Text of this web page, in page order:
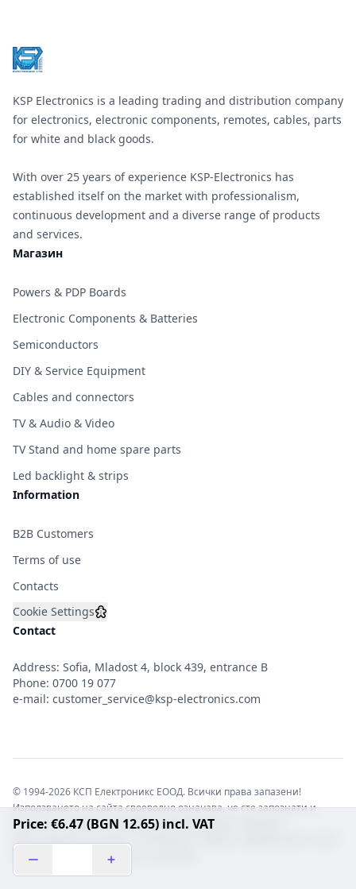
Price: €6.47 (BGN 12.65) incl. VAT
KSP Electronics is a leading trading and distribution company
for electronics, electronic components, remotes, cables, parts
for white and black goods.
With over 25 years of experience KSP-Electronics has
established itself on the market with professionalism,
continuous development and a diverse range of products
and services.
Магазин
Powers & PDP Boards
Electronic Components & Batteries
Semiconductors
DIY & Service Equipment
Cables and connectors
TV & Audio & Video
TV Stand and home spare parts
Led backlight & strips
Information
B2B Customers
Terms of use
Contacts
Cookie Settings
Contact
Address: Sofia, Mladost 4, block 439, entrance B
Phone: 0700 19 077
e-mail: customer_service@ksp-electronics.com
© 1994-2026 КСП Електроникс ЕООД. Всички права запазени!
Използването на сайта своеволно означава, че сте запознати и
съгласни с правната информация обвързваща софтуера.
отговорност с цялата сила на закона!b